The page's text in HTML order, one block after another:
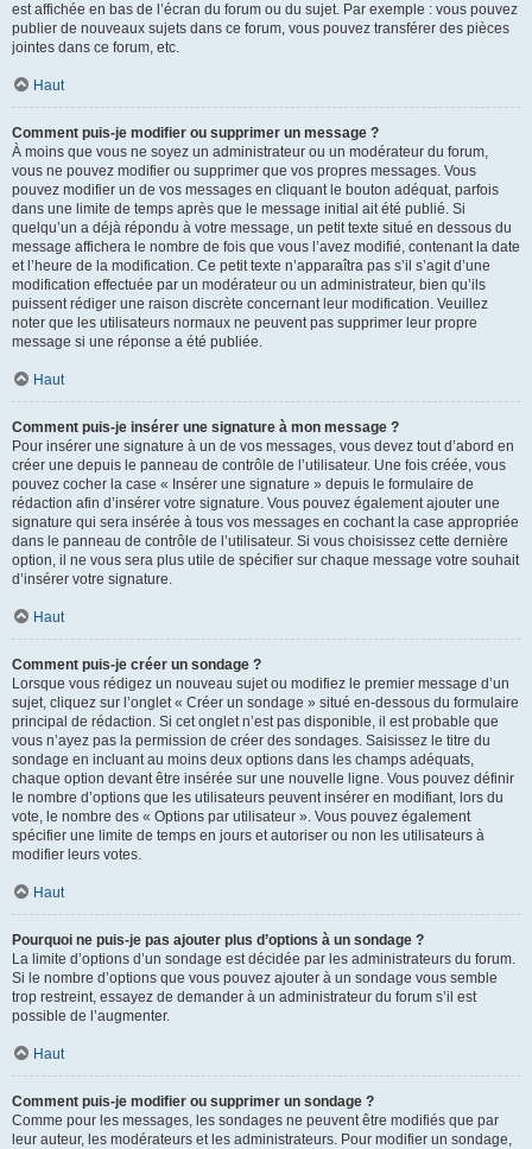
est affichée en bas de l’écran du forum ou du sujet. Par exemple : vous pouvez
publier de nouveaux sujets dans ce forum, vous pouvez transférer des pièces
jointes dans ce forum, etc.
Haut
Comment puis-je modifier ou supprimer un message ?
À moins que vous ne soyez un administrateur ou un modérateur du forum,
vous ne pouvez modifier ou supprimer que vos propres messages. Vous
pouvez modifier un de vos messages en cliquant le bouton adéquat, parfois
dans une limite de temps après que le message initial ait été publié. Si
quelqu’un a déjà répondu à votre message, un petit texte situé en dessous du
message affichera le nombre de fois que vous l’avez modifié, contenant la date
et l’heure de la modification. Ce petit texte n’apparaîtra pas s’il s’agit d’une
modification effectuée par un modérateur ou un administrateur, bien qu’ils
puissent rédiger une raison discrète concernant leur modification. Veuillez
noter que les utilisateurs normaux ne peuvent pas supprimer leur propre
message si une réponse a été publiée.
Haut
Comment puis-je insérer une signature à mon message ?
Pour insérer une signature à un de vos messages, vous devez tout d’abord en
créer une depuis le panneau de contrôle de l’utilisateur. Une fois créée, vous
pouvez cocher la case « Insérer une signature » depuis le formulaire de
rédaction afin d’insérer votre signature. Vous pouvez également ajouter une
signature qui sera insérée à tous vos messages en cochant la case appropriée
dans le panneau de contrôle de l’utilisateur. Si vous choisissez cette dernière
option, il ne vous sera plus utile de spécifier sur chaque message votre souhait
d’insérer votre signature.
Haut
Comment puis-je créer un sondage ?
Lorsque vous rédigez un nouveau sujet ou modifiez le premier message d’un
sujet, cliquez sur l’onglet « Créer un sondage » situé en-dessous du formulaire
principal de rédaction. Si cet onglet n’est pas disponible, il est probable que
vous n’ayez pas la permission de créer des sondages. Saisissez le titre du
sondage en incluant au moins deux options dans les champs adéquats,
chaque option devant être insérée sur une nouvelle ligne. Vous pouvez définir
le nombre d’options que les utilisateurs peuvent insérer en modifiant, lors du
vote, le nombre des « Options par utilisateur ». Vous pouvez également
spécifier une limite de temps en jours et autoriser ou non les utilisateurs à
modifier leurs votes.
Haut
Pourquoi ne puis-je pas ajouter plus d’options à un sondage ?
La limite d’options d’un sondage est décidée par les administrateurs du forum.
Si le nombre d’options que vous pouvez ajouter à un sondage vous semble
trop restreint, essayez de demander à un administrateur du forum s’il est
possible de l’augmenter.
Haut
Comment puis-je modifier ou supprimer un sondage ?
Comme pour les messages, les sondages ne peuvent être modifiés que par
leur auteur, les modérateurs et les administrateurs. Pour modifier un sondage,